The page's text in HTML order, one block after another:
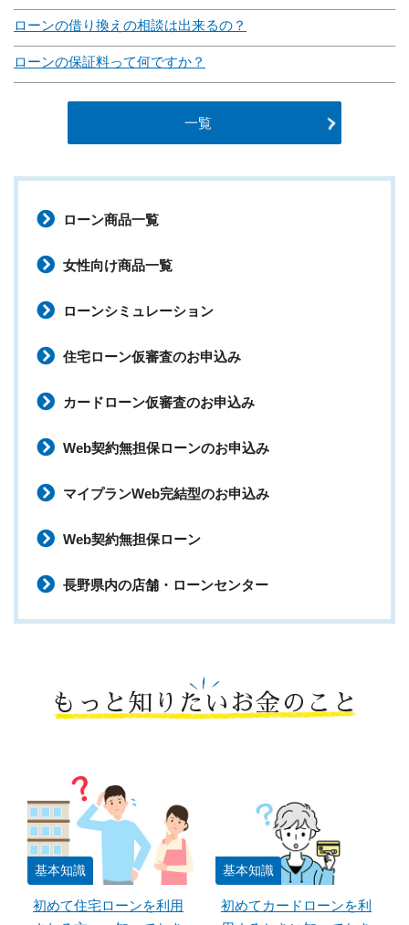
ローンの借り換えの相談は出来るの？
ローンの保証料って何ですか？
一覧
ローン商品一覧
女性向け商品一覧
ローンシミュレーション
住宅ローン仮審査のお申込み
カードローン仮審査のお申込み
Web契約無担保ローンのお申込み
マイプランWeb完結型のお申込み
Web契約無担保ローン
長野県内の店舗・ローンセンター
もっと知りたいお金のこと
基本知識
初めて住宅ローンを利用
基本知識
初めてカードローンを利